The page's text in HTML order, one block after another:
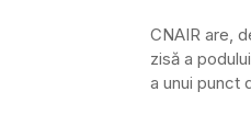
CNAIR are,
zisă a
a unui punct